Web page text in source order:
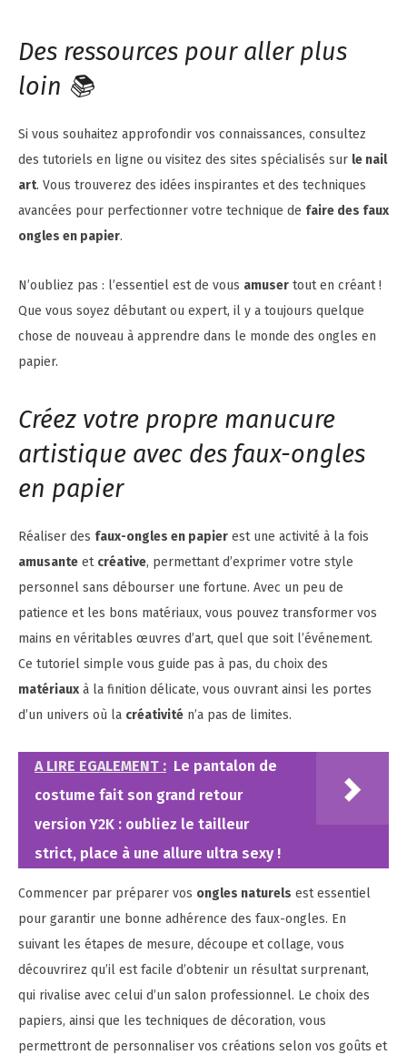
Des ressources pour aller plus
loin 📚
Si vous souhaitez approfondir vos connaissances, consultez
des tutoriels en ligne ou visitez des sites spécialisés sur le nail
art. Vous trouverez des idées inspirantes et des techniques
avancées pour perfectionner votre technique de faire des faux
ongles en papier.
N’oubliez pas : l’essentiel est de vous amuser tout en créant !
Que vous soyez débutant ou expert, il y a toujours quelque
chose de nouveau à apprendre dans le monde des ongles en
papier.
Créez votre propre manucure
artistique avec des faux-ongles
en papier
Réaliser des faux-ongles en papier est une activité à la fois
amusante et créative, permettant d’exprimer votre style
personnel sans débourser une fortune. Avec un peu de
patience et les bons matériaux, vous pouvez transformer vos
mains en véritables œuvres d’art, quel que soit l’événement.
Ce tutoriel simple vous guide pas à pas, du choix des
matériaux à la finition délicate, vous ouvrant ainsi les portes
d’un univers où la créativité n’a pas de limites.
A LIRE EGALEMENT : Le pantalon de
costume fait son grand retour
version Y2K : oubliez le tailleur
strict, place à une allure ultra sexy !
Commencer par préparer vos ongles naturels est essentiel
pour garantir une bonne adhérence des faux-ongles. En
suivant les étapes de mesure, découpe et collage, vous
découvrirez qu’il est facile d’obtenir un résultat surprenant,
qui rivalise avec celui d’un salon professionnel. Le choix des
papiers, ainsi que les techniques de décoration, vous
permettront de personnaliser vos créations selon vos goûts et